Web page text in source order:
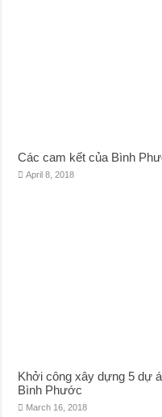
Các cam kết của Bình
April 8, 2018
Khởi công xây dựng 5 dự
Bình Phước
March 16, 2018